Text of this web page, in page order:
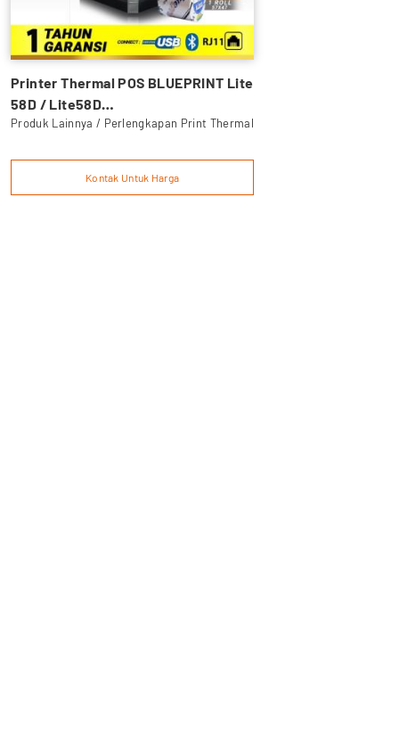
PPOB odepulsa
Qasir
Tagihan Pulsa
Bee Laundry Mobile
Nuna Cashier
PPOB Bukopin
SimplePay
AirPay
Printer Thermal POS BLUEPRINT Lite
58D / Lite58D
(USB+BLUETOOTH+RJ11)
Produk Lainnya / Perlengkapan Print Thermal
Kontak Untuk Harga